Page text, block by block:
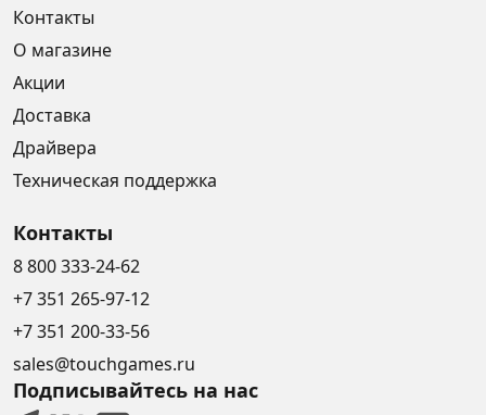
Контакты
О магазине
Акции
Доставка
Драйвера
Техническая поддержка
Контакты
8 800 333-24-62
+7 351 265-97-12
+7 351 200-33-56
sales@touchgames.ru
Подписывайтесь на нас